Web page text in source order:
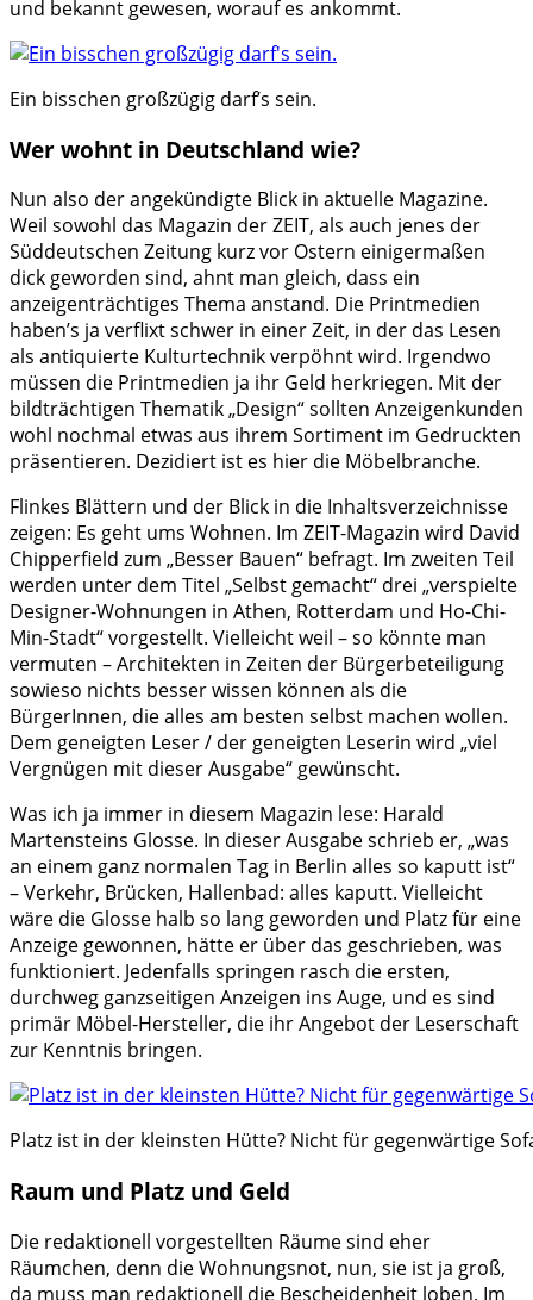
und bekannt gewesen, worauf es ankommt.
Ein bisschen großzügig darf’s sein.
Wer wohnt in Deutschland wie?
Nun also der angekündigte Blick in aktuelle Magazine.
Weil sowohl das Magazin der ZEIT, als auch jenes der
Süddeutschen Zeitung kurz vor Ostern einigermaßen
dick geworden sind, ahnt man gleich, dass ein
anzeigenträchtiges Thema anstand. Die Printmedien
haben’s ja verflixt schwer in einer Zeit, in der das Lesen
als antiquierte Kulturtechnik verpöhnt wird. Irgendwo
müssen die Printmedien ja ihr Geld herkriegen. Mit der
bildträchtigen Thematik „Design“ sollten Anzeigenkunden
wohl nochmal etwas aus ihrem Sortiment im Gedruckten
präsentieren. Dezidiert ist es hier die Möbelbranche.
Flinkes Blättern und der Blick in die Inhaltsverzeichnisse
zeigen: Es geht ums Wohnen. Im ZEIT-Magazin wird David
Chipperfield zum „Besser Bauen“ befragt. Im zweiten Teil
werden unter dem Titel „Selbst gemacht“ drei „verspielte
Designer-Wohnungen in Athen, Rotterdam und Ho-Chi-
Min-Stadt“ vorgestellt. Vielleicht weil – so könnte man
vermuten – Architekten in Zeiten der Bürgerbeteiligung
sowieso nichts besser wissen können als die
BürgerInnen, die alles am besten selbst machen wollen.
Dem geneigten Leser / der geneigten Leserin wird „viel
Vergnügen mit dieser Ausgabe“ gewünscht.
Was ich ja immer in diesem Magazin lese: Harald
Martensteins Glosse. In dieser Ausgabe schrieb er, „was
an einem ganz normalen Tag in Berlin alles so kaputt ist“
– Verkehr, Brücken, Hallenbad: alles kaputt. Vielleicht
wäre die Glosse halb so lang geworden und Platz für eine
Anzeige gewonnen, hätte er über das geschrieben, was
funktioniert. Jedenfalls springen rasch die ersten,
durchweg ganzseitigen Anzeigen ins Auge, und es sind
primär Möbel-Hersteller, die ihr Angebot der Leserschaft
zur Kenntnis bringen.
Platz ist in der kleinsten Hütte? Nicht für gegenwärtige
Raum und Platz und Geld
Die redaktionell vorgestellten Räume sind eher
Räumchen, denn die Wohnungsnot, nun, sie ist ja groß,
da muss man redaktionell die Bescheidenheit loben. Im